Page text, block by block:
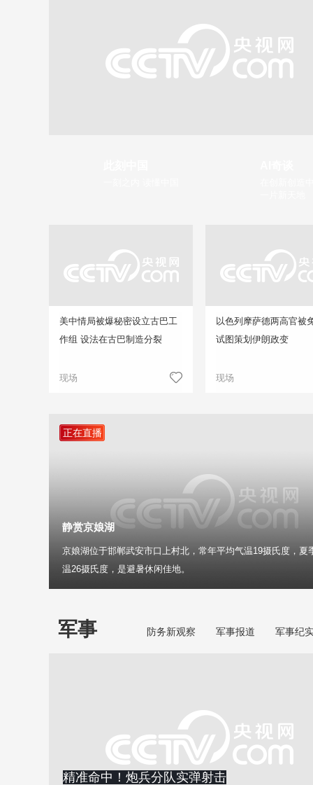
美中情局被爆秘密设立古巴工
作组 设法在古巴制造分裂
现场
以色列摩萨德两高官被
试图策划伊朗政变
现场
正在直播
静赏京娘湖
京娘湖位于邯郸武安市口上村北，常年平均气温19摄氏度，夏
温26摄氏度，是避暑休闲佳地。
军事 防务新观察 军事报道 军事纪
精准命中！炮兵分队实弹射击